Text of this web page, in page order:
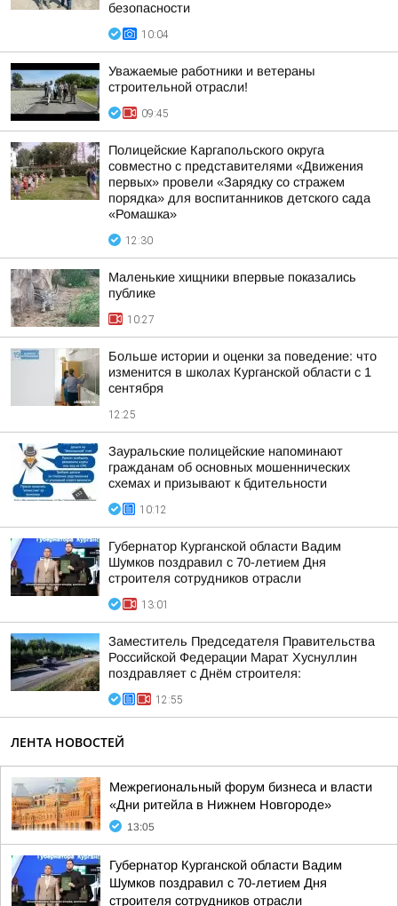
безопасности
10:04
Уважаемые работники и ветераны
строительной отрасли!
09:45
Полицейские Каргапольского округа
совместно с представителями «Движения
первых» провели «Зарядку со стражем
порядка» для воспитанников детского сада
«Ромашка»
12:30
Маленькие хищники впервые показались
публике
10:27
Больше истории и оценки за поведение: что
изменится в школах Курганской области с 1
сентября
12:25
Зауральские полицейские напоминают
гражданам об основных мошеннических
схемах и призывают к бдительности
10:12
Губернатор Курганской области Вадим
Шумков поздравил с 70-летием Дня
строителя сотрудников отрасли
13:01
Заместитель Председателя Правительства
Российской Федерации Марат Хуснуллин
поздравляет с Днём строителя:
12:55
ЛЕНТА НОВОСТЕЙ
Межрегиональный форум бизнеса и власти
«Дни ритейла в Нижнем Новгороде»
13:05
Губернатор Курганской области Вадим
Шумков поздравил с 70-летием Дня
строителя сотрудников отрасли